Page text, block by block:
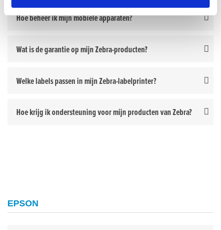
Hoe beheer ik mijn mobiele apparaten?
Wat is de garantie op mijn Zebra-producten?
Welke labels passen in mijn Zebra-labelprinter?
Hoe krijg ik ondersteuning voor mijn producten van Zebra?
EPSON